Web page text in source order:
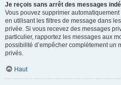
Je reçois sans arrêt des messages
Vous pouvez supprimer
en utilisant les filtres de message dans
privée. Si vous recevez des messages
particulier, rapportez les messages aux
possibilité d’empêcher complètement un
privés.
Haut